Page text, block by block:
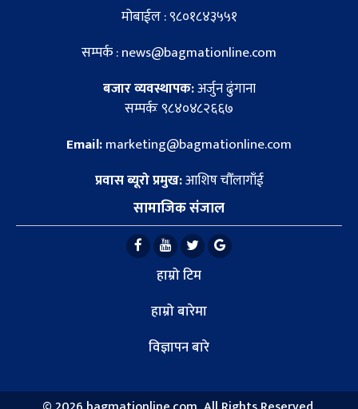
मोबाईल : ९८०१८४३५५१
सम्पर्क : news@bagmationline.com
बजार व्यवस्थापक:अर्जुन ढुंगाना
सम्पर्कः ९८४०४८२६६७
Email:marketing@bagmationline.com
प्रवास ब्यूरो प्रमुख:आशिष चौँलागाँई
सामाजिक संजाल
हाम्रो टिम
हाम्रो बारेमा
विज्ञापन बारे